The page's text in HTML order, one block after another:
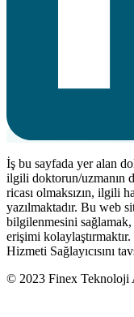
İş bu sayfada yer alan
ilgili doktorun/uzmanın
ricası olmaksızın, ilgili
yazılmaktadır. Bu web
bilgilenmesini sağlamak,
erişimi
Hizmeti Sağlayıcısını
© 2023 Finex Teknoloji